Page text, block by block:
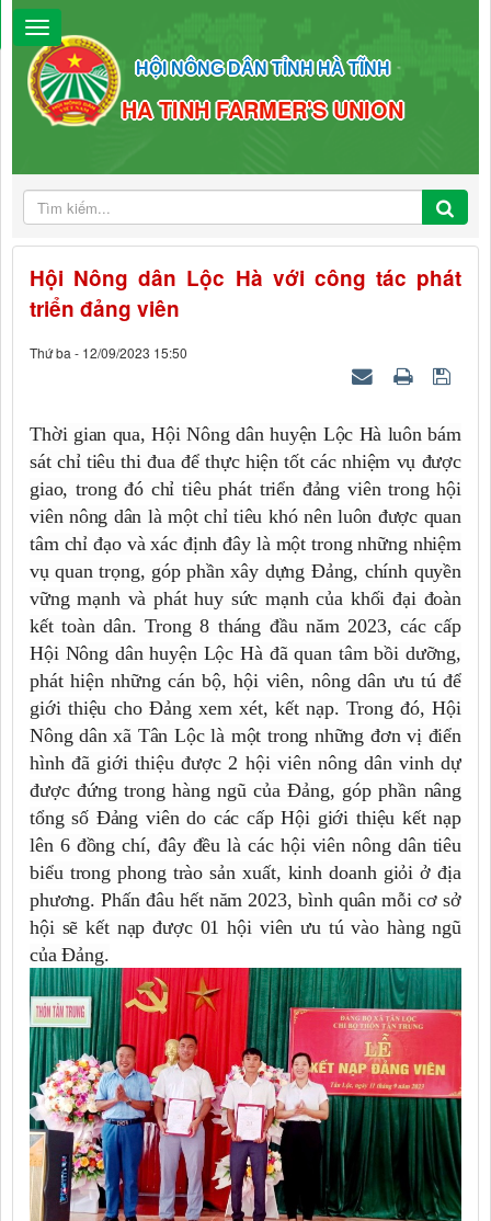
HỘI NÔNG DÂN TỈNH HÀ TĨNH
HA TINH FARMER'S UNION
Hội Nông dân Lộc Hà với công tác phát
triển đảng viên
Thứ ba - 12/09/2023 15:50
Thời gian qua, Hội Nông dân huyện Lộc Hà luôn bám
sát chỉ tiêu thi đua để thực hiện tốt các nhiệm vụ được
giao, trong đó chỉ tiêu phát triển đảng viên trong hội
viên nông dân là một chỉ tiêu khó nên luôn được quan
tâm chỉ đạo và xác định đây là một trong những nhiệm
vụ quan trọng, góp phần xây dựng Đảng, chính quyền
vững mạnh và phát huy sức mạnh của khối đại đoàn
kết toàn dân. Trong 8 tháng đầu năm 2023, các cấp
Hội Nông dân huyện Lộc Hà đã quan tâm bồi dưỡng,
phát hiện những cán bộ, hội viên, nông dân ưu tú để
giới thiệu cho Ðảng xem xét, kết nạp. Trong đó, Hội
Nông dân xã Tân Lộc là một trong những đơn vị điển
hình đã giới thiệu được 2 hội viên nông dân vinh dự
được đứng trong hàng ngũ của Đảng, góp phần nâng
tổng số Đảng viên do các cấp Hội giới thiệu kết nạp
lên 6 đồng chí, đây đều là các hội viên nông dân tiêu
biểu trong phong trào sản xuất, kinh doanh giỏi ở địa
phương. Phấn đâu hết năm 2023, bình quân mỗi cơ sở
hội sẽ kết nạp được 01 hội viên ưu tú vào hàng ngũ
của Đảng.